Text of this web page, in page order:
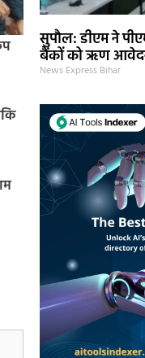
सुपौल: डीएम ने
बैंकों को ऋण
News Express Bihar